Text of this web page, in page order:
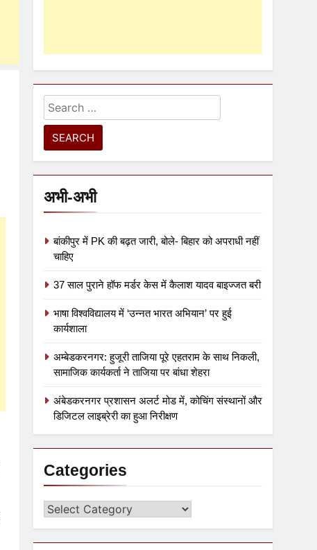
अभी-अभी
बांकीपुर में PK की बढ़त जारी, बोले- बिहार को अपराधी नहीं
चाहिए
37 साल पुराने हॉफ मर्डर केस में कैलाश यादव बाइज्जत बरी
भाषा विश्वविद्यालय में ‘उन्नत भारत अभियान’ पर हुई
कार्यशाला
अम्बेडकरनगर: हुजूरी ताजिया पूरे एहतराम के साथ निकली,
सामाजिक कार्यकर्ता ने ताजिया पर बांधा शेहरा
अंबेडकरनगर प्रशासन अलर्ट मोड में, कोचिंग संस्थानों और
डिजिटल लाइब्रेरी का हुआ निरीक्षण
Categories